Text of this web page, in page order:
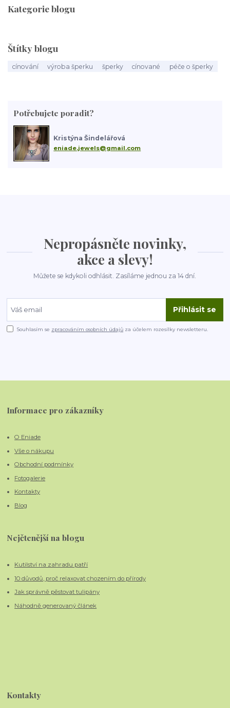
Kategorie blogu
Štítky blogu
cínování výroba šperku šperky cínované péče o šperky
Potřebujete poradit?
Kristýna Šindelářová
eniade.jewels@gmail.com
Nepropásněte novinky,
akce a slevy!
Můžete se kdykoli odhlásit. Zasíláme jednou za 14 dní.
Přihlásit se
Souhlasím se zpracováním osobních údajů za účelem rozesílky newsletteru.
Informace pro zákazníky
O Eniade
Vše o nákupu
Obchodní podmínky
Fotogalerie
Kontakty
Blog
Nejčtenější na blogu
Kutilství na zahradu patří
10 důvodů, proč relaxovat chozením do přírody
Jak správně pěstovat tulipány
Náhodně generovaný článek
Kontakty